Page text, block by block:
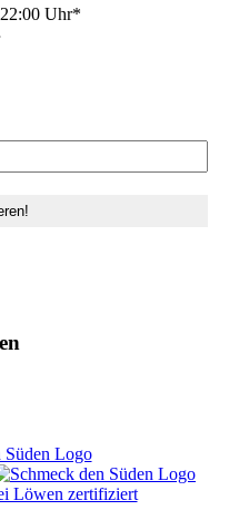
Uhr*
Löwen zertifiziert